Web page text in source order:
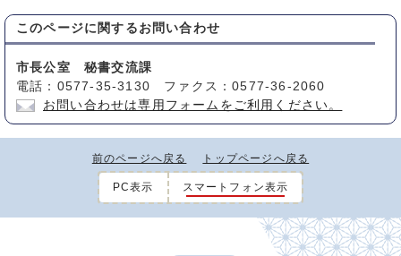
このページに関する お問い合わせ
市長公室 秘書交流課
電話：0577-35-3130 ファクス：0577-36-2060
お問い合わせは専用フォームをご利用ください。
前のページへ戻る トップページへ戻る
PC表示 スマートフォン表示